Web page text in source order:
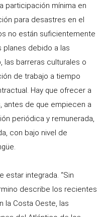
participación mínima en
para desastres en el
no están suficientemente
debido a las
las barreras culturales o
de trabajo a tiempo
Hay que ofrecer a
antes de que empiecen a
periódica y remunerada,
con bajo nivel de
estar integrada. “Sin
describe los recientes
la Costa Oeste, las